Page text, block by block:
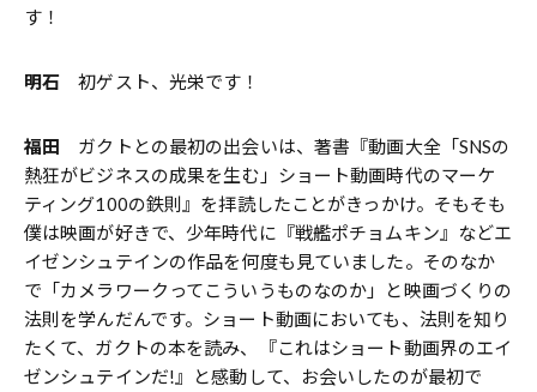
す！
明石 初ゲスト、光栄です！
福田 ガクトとの最初の出会いは、著書『動画大全「SNSの
熱狂がビジネスの成果を生む」ショート動画時代のマーケ
ティング100の鉄則』を拝読したことがきっかけ。そもそも
僕は映画が好きで、少年時代に『戦艦ポチョムキン』などエ
イゼンシュテインの作品を何度も見ていました。そのなか
で「カメラワークってこういうものなのか」と映画づくりの
法則を学んだんです。ショート動画においても、法則を知り
たくて、ガクトの本を読み、『これはショート動画界のエイ
ゼンシュテインだ!』と感動して、お会いしたのが最初で